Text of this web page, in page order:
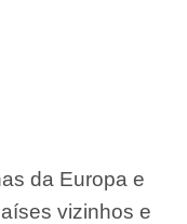
da Europa e
vizinhos e